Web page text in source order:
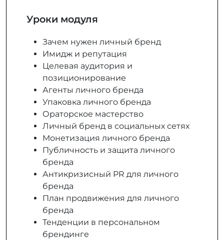
Уроки модуля
Зачем нужен личный бренд
Имидж и репутация
Целевая аудитория и
позиционирование
Агенты личного бренда
Упаковка личного бренда
Ораторское мастерство
Личный бренд в социальных сетях
Монетизация личного бренда
Публичность и защита личного
бренда
Антикризисный PR для личного
бренда
План продвижения для личного
бренда
Тенденции в персональном
брендинге